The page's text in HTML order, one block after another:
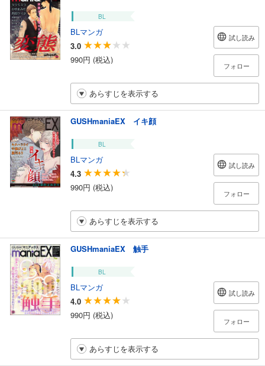
BL
BLマンガ
3.0
990円 (税込)
試し読み
フォロー
あらすじを表示する
GUSHmaniaEX イキ顔
BL
BLマンガ
4.3
990円 (税込)
試し読み
フォロー
あらすじを表示する
GUSHmaniaEX 触手
BL
BLマンガ
4.0
990円 (税込)
試し読み
フォロー
あらすじを表示する